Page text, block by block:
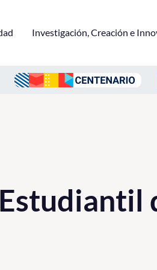
Investigación, Creación e